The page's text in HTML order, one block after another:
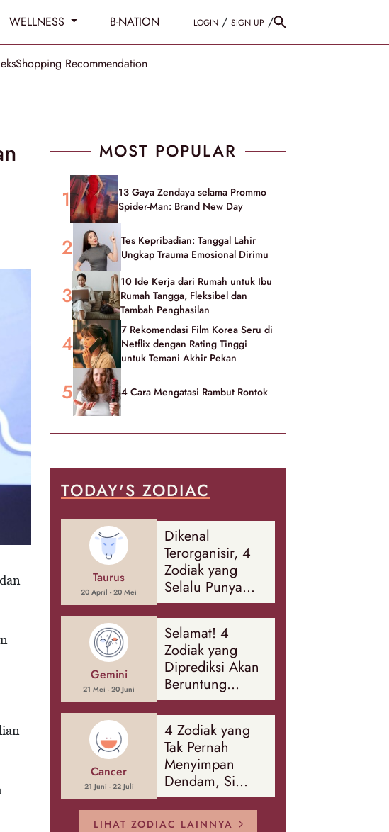
WELLNESS B-NATION LOGIN / SIGN UP /
Shopping Recommendation
MOST POPULAR
13 Gaya Zendaya selama Prommo
Spider-Man: Brand New Day
Tes Kepribadian: Tanggal Lahir
Ungkap Trauma Emosional Dirimu
10 Ide Kerja dari Rumah untuk Ibu
Rumah Tangga, Fleksibel dan
Tambah Penghasilan
7 Rekomendasi Film Korea Seru di
Netflix dengan Rating Tinggi
untuk Temani Akhir Pekan
4 Cara Mengatasi Rambut Rontok
TODAY'S ZODIAC
Taurus
20 April - 20 Mei
Dikenal
Terorganisir, 4
Zodiak yang
Selalu Punya
Rencana
Cadangan Soal
Banyak Hal
Gemini
21 Mei - 20 Juni
Selamat! 4
Zodiak yang
Diprediksi Akan
Beruntung
Sepanjang
Agustus 2026
Cancer
21 Juni - 22 Juli
4 Zodiak yang
Tak Pernah
Menyimpan
Dendam, Si
Paling Mudah
Memaafkan!
LIHAT ZODIAC LAINNYA